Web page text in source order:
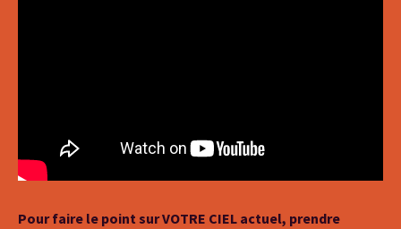
Pour faire le point sur VOTRE CIEL actuel, prendre